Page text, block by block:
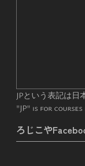
JPという表記は
"JP" is for courses
ろじこや